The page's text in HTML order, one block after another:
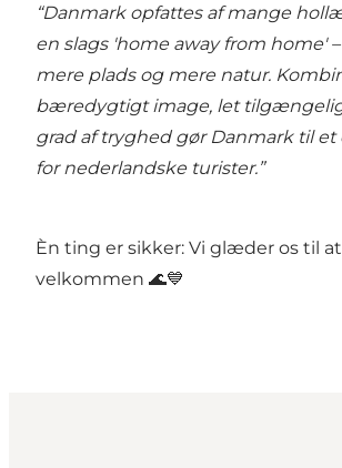
“Danmark opfattes af mange
en slags 'home away from home'
mere plads og mere natur.
bæredygtigt image, let
grad af tryghed gør Danmark til et
for nederlandske turister.”
Èn ting er sikker: Vi glæder os til
velkommen 🌊💙